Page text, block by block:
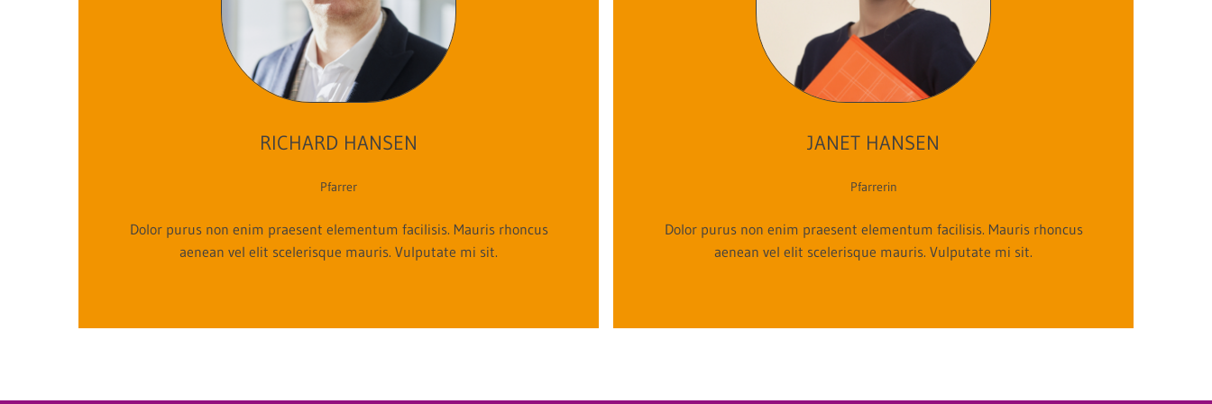
RICHARD HANSEN
Pfarrer
Dolor purus non enim praesent elementum facilisis. Mauris rhoncus
aenean vel elit scelerisque mauris. Vulputate mi sit.
JANET HANSEN
Pfarrerin
Dolor purus non enim praesent elementum facilisis. Mauris rhoncus
aenean vel elit scelerisque mauris. Vulputate mi sit.